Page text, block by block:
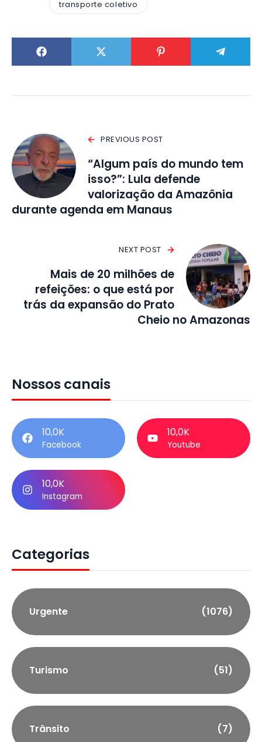
transporte coletivo
PREVIOUS POST
“Algum país do mundo tem
isso?”: Lula defende
valorização da Amazônia
durante agenda em Manaus
NEXT POST
Mais de 20 milhões de
refeições: o que está por
trás da expansão do Prato
Cheio no Amazonas
Nossos canais
10,0K
Facebook
10,0K
Youtube
10,0K
Instagram
Categorias
Urgente (1076)
Turismo (51)
Trânsito (7)